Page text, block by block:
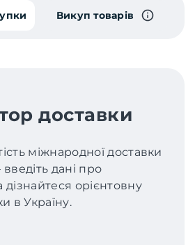
Викуп товарів
доставки
міжнародної доставки
дані про
дізнайтеся орієнтовну
в Україну.